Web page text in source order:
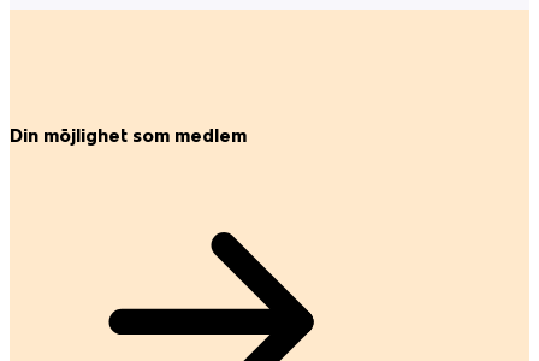
Din möjlighet som medlem